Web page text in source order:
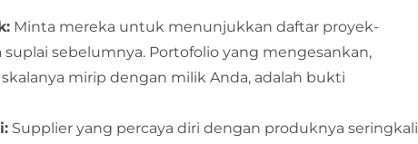
Minta mereka untuk menunjukkan daftar proyek-
sebelumnya. Portofolio yang mengesankan,
mirip dengan milik Anda, adalah bukti
Supplier yang percaya diri dengan produknya seringkali